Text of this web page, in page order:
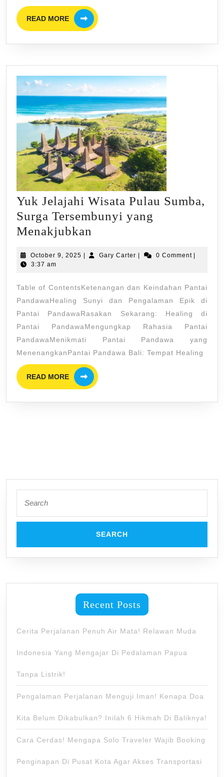
Pengalaman
Mewah!
READ MORE
READ
MORE
Yuk Jelajahi Wisata Pulau Sumba,
Surga Tersembunyi yang
Menakjubkan
Wisata
Sumba,
Surga
Tersembunyi
yang
Menakjubkan
October 9, 2025 OctoberGary Carter Gary
0 Comment
3:37 am
Table of ContentsKetenangan dan Keindahan Pantai
PandawaHealing Sunyi dan Pengalaman Epik di
Pantai PandawaRasakan Sekarang: Healing di
Pantai PandawaMengungkap Rahasia Pantai
PandawaMenikmati Pantai Pandawa yang
MenenangkanPantai Pandawa Bali: Tempat Healing
READ MORE
READ
MORE
for:
Recent Posts
Cerita Perjalanan Penuh Air Mata! Relawan Muda
Indonesia Yang Mengajar Di Pedalaman Papua
Tanpa Listrik!
Pengalaman Perjalanan Menguji Iman! Kenapa Doa
Kita Belum Dikabulkan? Inilah 6 Hikmah Di Baliknya!
Cara Cerdas! Mengapa Solo Traveler Wajib Booking
Penginapan Di Pusat Kota Agar Akses Transportasi